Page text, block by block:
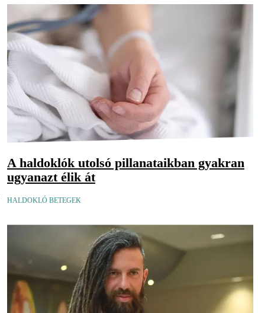
A haldoklók utolsó pillanataikban gyakran
ugyanazt élik át
HALDOKLÓ BETEGEK